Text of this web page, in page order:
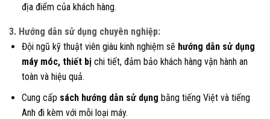
địa điểm của khách hàng.
3. Hướng dẫn sử dụng chuyên nghiệp:
Đội ngũ kỹ thuật viên giàu kinh nghiệm sẽ hướng dẫn sử dụng
máy móc, thiết bịchi tiết, đảm bảo khách hàng vận hành an
toàn và hiệu quả.
Cung cấp sách hướng dẫn sử dụng bằng tiếng Việt và tiếng
Anh đi kèm với mỗi loại máy.